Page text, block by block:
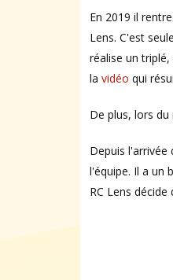
En 2019 il
Lens. C'est
réalise un
la vidéo qui
De plus, lors
Depuis l'arrivée
l'équipe. Il a un
RC Lens